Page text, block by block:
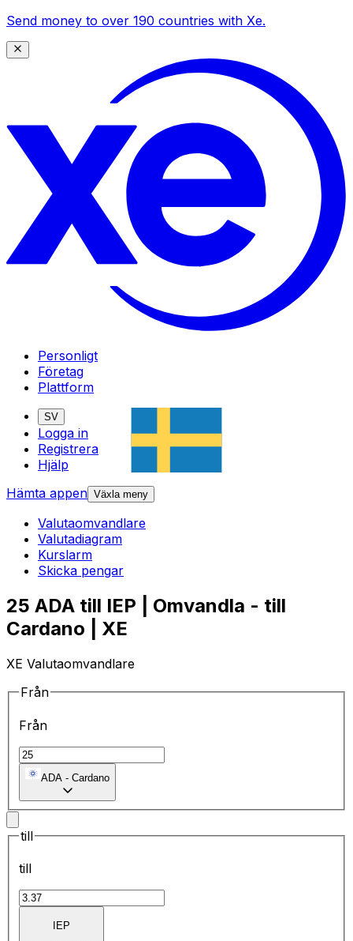
Send money to over 190 countries with Xe.
Personligt
Företag
Plattform
SV
Logga in
Registrera
Hjälp
Hämta appen Växla meny
Valutaomvandlare
Valutadiagram
Kurslarm
Skicka pengar
25 ADA till IEP | Omvandla - till
Cardano | XE
XE Valutaomvandlare
Från
Från
ADA - Cardano
till
till
IEP